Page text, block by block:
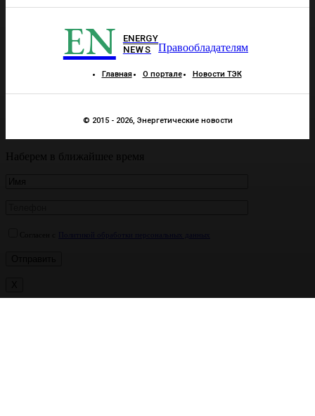
EN
ENERGY
NEWS
Правообладателям
Главная О портале Новости ТЭК
© 2015 - 2026, Энергетические новости
Наберем в ближайшее время